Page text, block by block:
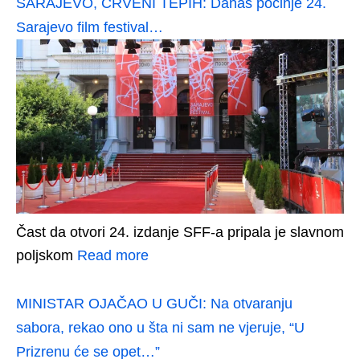
SARAJEVO, CRVENI TEPIH: Danas počinje 24.
Sarajevo film festival…
Čast da otvori 24. izdanje SFF-a pripala je slavnom
poljskom Read more
MINISTAR OJAČAO U GUČI: Na otvaranju
sabora, rekao ono u šta ni sam ne vjeruje, “U
Prizrenu će se opet…”